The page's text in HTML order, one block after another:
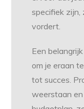
specifiek zijn,
vordert.
Een
om je eraan
tot succes.
weerstaan